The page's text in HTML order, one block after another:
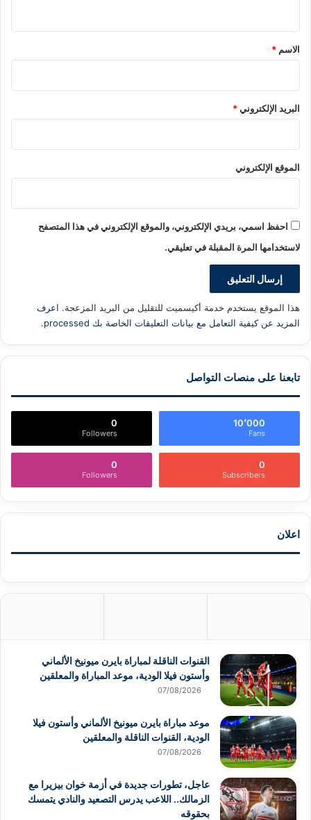
*
الاسم *
البريد الإلكتروني*
الموقع الإلكتروني
احفظ اسمي، بريدي الإلكتروني، والموقع الإلكتروني في هذا المتصفح
لاستخدامها المرة المقبلة في تعليقي.
هذا الموقع يستخدم خدمة أكيسميت للتقليل من البريد المزعجة. اعرف
المزيد عن كيفية التعامل مع بيانات التعليقات الخاصة بك processed
.
تابعنا على منصات التواصل
10٬000
Fans
0
Followers
0
Subscribers
0
Followers
اعلان
القنوات الناقلة لمباراة بايرن ميونيخ الألماني
وأستون فيلا الودية، موعد المباراة والمعلقين
07/08/2026
موعد مباراة بايرن ميونيخ الألماني وأستون فيلا
الودية، القنوات الناقلة والمعلقين
07/08/2026
عاجل، تطورات جديدة في أزمة خوان بيزيرا مع
الزمالك.. اللاعب يدرس التصعيد والنادي يتمسك
بحقوقه